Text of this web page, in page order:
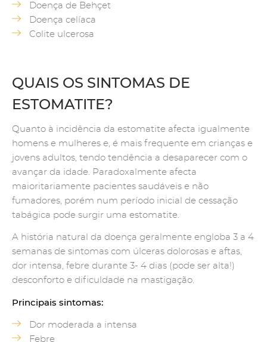
Doença de Behçet
Doença celíaca
Colite ulcerosa
QUAIS OS SINTOMAS DE
ESTOMATITE?
Quanto à incidência da estomatite afecta igualmente
homens e mulheres e, é mais frequente em crianças e
jovens adultos, tendo tendência a desaparecer com o
avançar da idade. Paradoxalmente afecta
maioritariamente pacientes saudáveis e não
fumadores, porém num período inicial de cessação
tabágica pode surgir uma estomatite.
A história natural da doença geralmente engloba 3 a 4
semanas de sintomas com úlceras dolorosas e aftas,
dor intensa, febre durante 3- 4 dias (pode ser alta!)
desconforto e dificuldade na mastigação.
Principais sintomas:
Dor moderada a intensa
Febre